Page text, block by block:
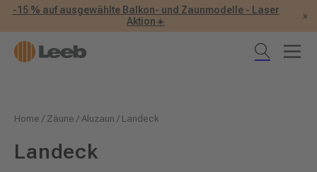
-15 % auf ausgewählte Balkon- und Zaunmodelle - Laser
Aktion☀️
×
Home / Zäune /Aluzaun / Landeck
Landeck